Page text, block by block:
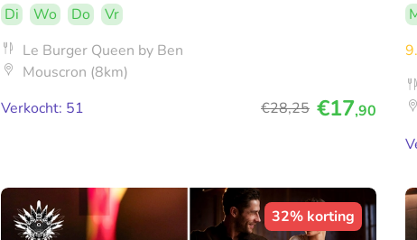
Di Wo Do
Vr
Le Burger Queen by Ben
Mouscron (8km)
Verkocht: 51
€28,25 €17,90
32% korting